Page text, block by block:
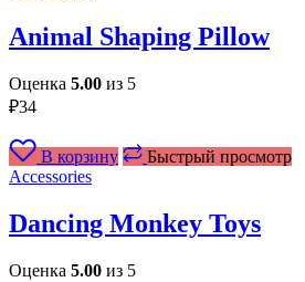
Animal Shaping Pillow
Оценка 5.00 из 5
₽34
В корзину
Быстрый просмотр
Accessories
Dancing Monkey Toys
Оценка 5.00 из 5